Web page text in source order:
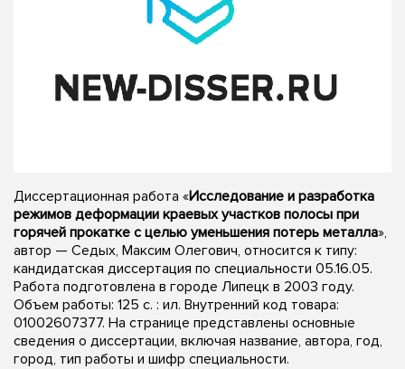
Диссертационная работа «Исследование и разработка
режимов деформации краевых участков полосы при
горячей прокатке с целью уменьшения потерь металла»,
автор — Седых, Максим Олегович, относится к типу:
кандидатская диссертация по специальности 05.16.05.
Работа подготовлена в городе Липецк в 2003 году.
Объем работы: 125 с. : ил. Внутренний код товара:
01002607377. На странице представлены основные
сведения о диссертации, включая название, автора, год,
город, тип работы и шифр специальности.